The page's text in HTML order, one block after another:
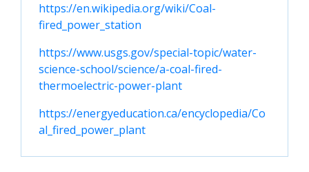
https://en.wikipedia.org/wiki/Coal-
fired_power_station
https://www.usgs.gov/special-topic/water-
science-school/science/a-coal-fired-
thermoelectric-power-plant
https://energyeducation.ca/encyclopedia/Co
al_fired_power_plant